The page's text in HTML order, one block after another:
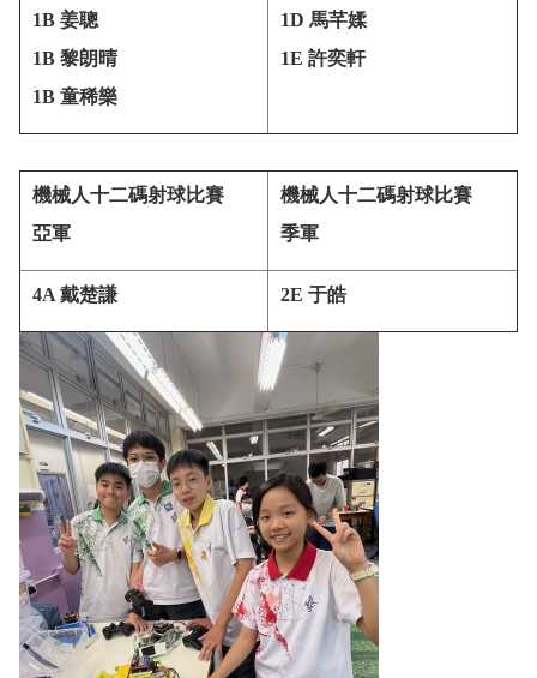
1B 姜聰
1B 黎朗晴
1B 童稀樂
1D 馬芊媃
1E 許奕軒
機械人十二碼射球比賽
亞軍
機械人十二碼射球比賽
季軍
4A 戴楚謙 2E 于皓